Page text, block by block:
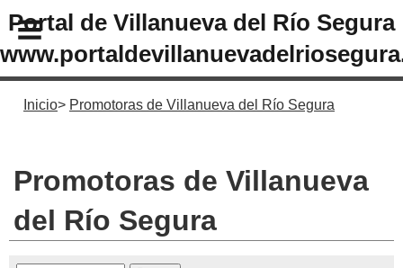
Portal de Villanueva del Río Segura
Inicio Promotoras de Villanueva del Río Segura
Promotoras de Villanueva
del Río Segura